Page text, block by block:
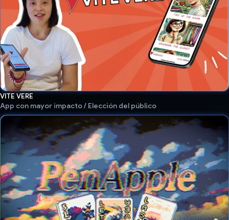
VITE VERE
App con mayor impacto / Elección del público